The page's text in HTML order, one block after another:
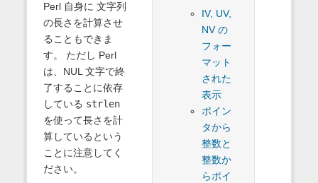
IV, UV,
NV の
フォー
マット
された
表示
ポイン
タから
整数と
整数か
らポイ
Perl 自身に 文字列
の長さを計算させ
ることもできま
す。 ただし Perl
は、NUL 文字で終
了することに依存
している strlen
を使って長さを計
算しているという
ことに注意してく
ださい。